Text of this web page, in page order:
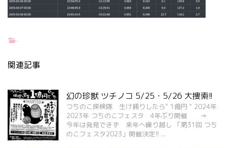
-
関連記事
幻の珍獣 ツチノコ 5/25・5/26 大捜索!!
つちのこ探検隊 生け捕りしたら" 1億円 " 2024年
2023年 つちのこフェスタ 4年ぶり開催 ⇒
今年は発見できず 来年へ繰り越し 「第31回 つち
のこフェスタ2023」開催決定!! ...